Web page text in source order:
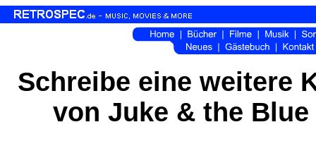
Schreibe eine weitere
von Juke & the